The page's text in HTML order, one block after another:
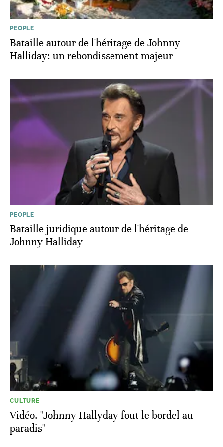
PEOPLE
Bataille autour de l'héritage de Johnny
Halliday: un rebondissement majeur
PEOPLE
Bataille juridique autour de l'héritage de
Johnny Halliday
CULTURE
Vidéo. "Johnny Hallyday fout le bordel au
paradis"